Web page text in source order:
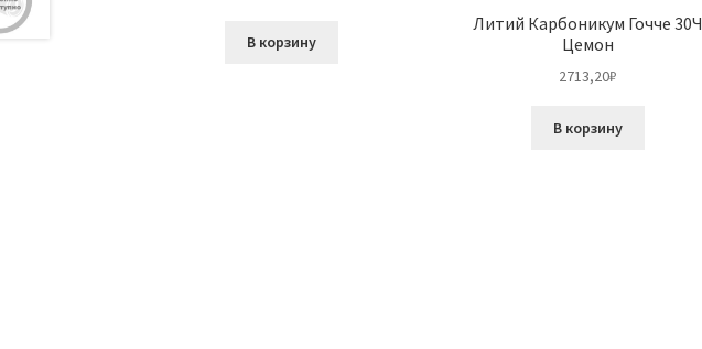
В корзину
Литий Карбоникум Гочче 30Ч
Цемон
2713,20₽
В корзину